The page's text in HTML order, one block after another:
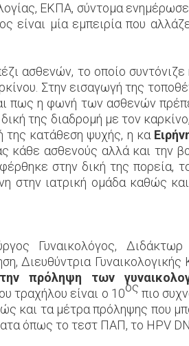
ΕΚΠΑ, σύντομα
μία εμπειρία που
ασθενών, το οποίο συντόνιζε
Στην εισαγωγή της
πως η φωνή των ασθενών
της διαδρομή με τον
της κατάθεση ψυχής, η κα
κάθε ασθενούς αλλά και την
στην δική της πορεία,
στην ιατρική ομάδα καθώς
Γυναικολόγος,
Διευθύντρια
πρόληψη των
τραχήλου είναι ο 10ος πιο
και τα μέτρα πρόληψης που
όπως το τεστ ΠΑΠ, το HPV